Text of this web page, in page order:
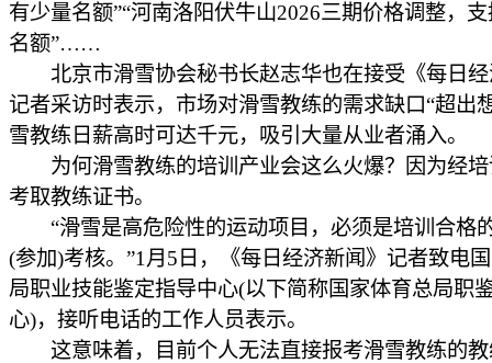
有少量名额”“河南洛阳伏牛山2026三期价格调整，
名额”……
北京市滑雪协会秘书长赵志华也在接受《每日经
记者采访时表示，市场对滑雪教练的需求缺口“超出
雪教练日薪高时可达千元，吸引大量从业者涌入。
为何滑雪教练的培训产业会这么火爆？因为经培
考取教练证书。
“滑雪是高危险性的运动项目，必须是培训合格
(参加)考核。”1月5日，《每日经济新闻》记者致电
局职业技能鉴定指导中心(以下简称国家体育总局职
心)，接听电话的工作人员表示。
这意味着，目前个人无法直接报考滑雪教练的教